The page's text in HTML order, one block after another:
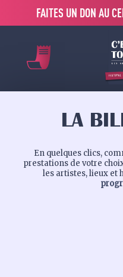
FAITES UN DON AU
LA
En quelques clics,
prestations de votre
les artistes, lieux et